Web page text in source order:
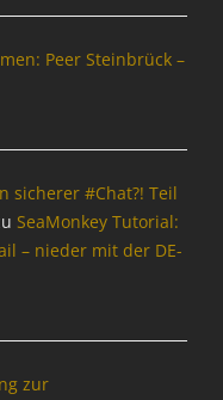
Peer Steinbrück –
sicherer #Chat?! Teil
SeaMonkey Tutorial:
– nieder mit der DE-
zur